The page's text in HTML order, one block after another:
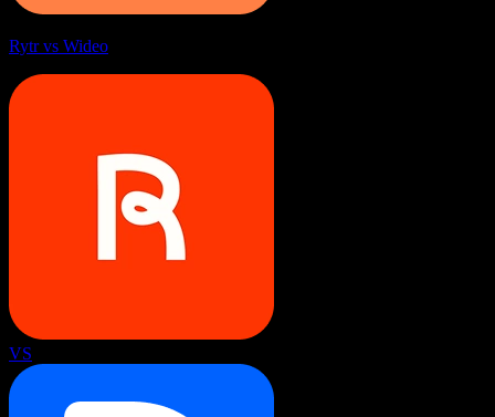
Rytr vs Wideo
VS